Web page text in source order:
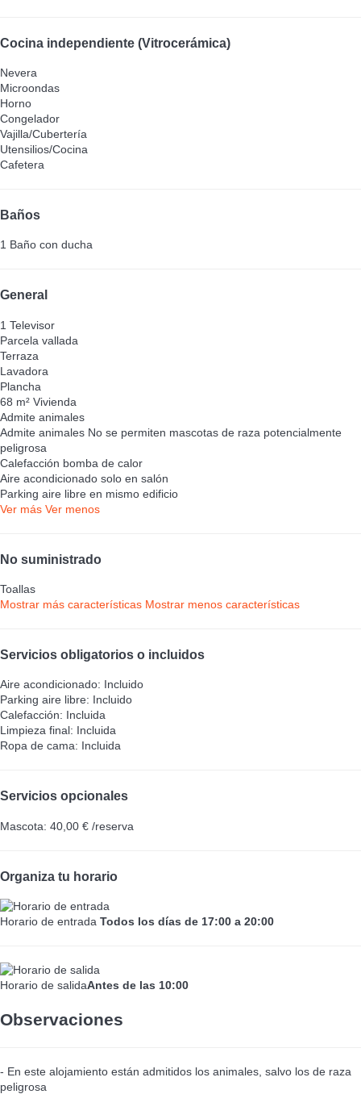
Cocina independiente (Vitrocerámica)
Nevera
Microondas
Horno
Congelador
Vajilla/Cubertería
Utensilios/Cocina
Cafetera
Baños
1 Baño con ducha
General
1 Televisor
Parcela vallada
Terraza
Lavadora
Plancha
68 m² Vivienda
Admite animales
Admite animales No se permiten mascotas de raza potencialmente
peligrosa
Calefacción bomba de calor
Aire acondicionado solo en salón
Parking aire libre en mismo edificio
Ver más Ver menos
No suministrado
Toallas
Mostrar más características Mostrar menos características
Servicios obligatorios o incluidos
Aire acondicionado: Incluido
Parking aire libre: Incluido
Calefacción: Incluida
Limpieza final: Incluida
Ropa de cama: Incluida
Servicios opcionales
Mascota: 40,00 € /reserva
Organiza tu horario
Horario de entrada Todos los días de 17:00 a 20:00
Horario de salidaAntes de las 10:00
Observaciones
- En este alojamiento están admitidos los animales, salvo los de raza
peligrosa